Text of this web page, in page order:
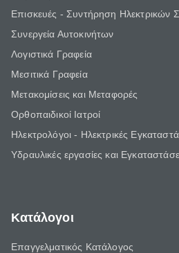
Επισκευές - Συντήρηση Ηλεκτρικών
Συνεργεία Αυτοκινήτων
Λογιστικά Γραφεία
Μεσιτικά Γραφεία
Μετακομίσεις και Μεταφορές
Ορθοπαιδικοί Ιατροί
Ηλεκτρολόγοι - Ηλεκτρικές
Υδραυλικές εργασίες και
Κατάλογοι
Επαγγελματικός Κατάλογος